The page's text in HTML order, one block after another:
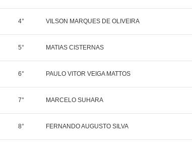
4° VILSON MARQUES DE OLIVEIRA
5° MATIAS CISTERNAS
6° PAULO VITOR VEIGA MATTOS
7° MARCELO SUHARA
8° FERNANDO AUGUSTO SILVA